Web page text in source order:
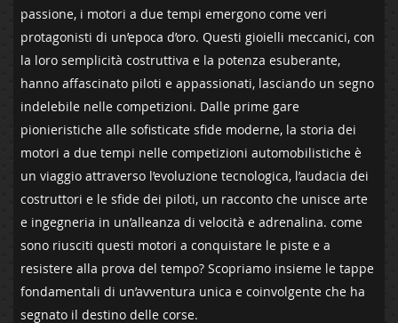
passione, i‌ motori a due tempi emergono come veri
protagonisti di un’epoca d’oro. ⁢Questi‌ gioielli meccanici, con
la loro semplicità costruttiva e la potenza esuberante,
hanno affascinato piloti⁣ e‌ appassionati, ⁤lasciando un ⁢segno
indelebile nelle competizioni. Dalle prime gare
pionieristiche ⁢alle sofisticate​ sfide moderne, la storia dei
motori a ‍due ​tempi nelle competizioni automobilistiche è
un viaggio attraverso​ l’evoluzione tecnologica, l’audacia ⁤dei
‍costruttori e⁢ le​ sfide ⁢dei piloti, un racconto​ che unisce arte
⁤e⁢ ingegneria in un’alleanza ⁢di ⁤velocità e adrenalina. come
sono riusciti ‍questi motori a conquistare le piste⁣ e ​a
resistere ​alla prova del tempo? ​Scopriamo insieme le ⁢tappe
fondamentali di un’avventura unica e‌ coinvolgente ⁤che ⁣ha
segnato​ il destino delle corse.